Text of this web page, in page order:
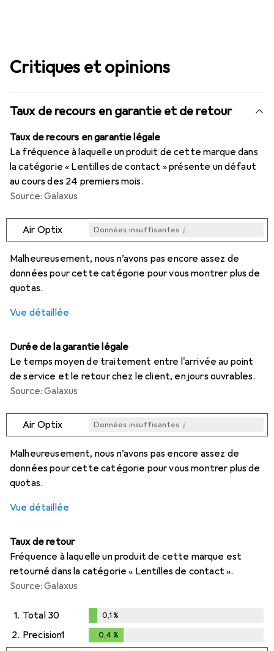
Critiques et opinions
Taux de recours en garantie et de retour
Taux de recours en garantie légale
La fréquence à laquelle un produit de cette marque dans
la catégorie « Lentilles de contact » présente un défaut
au cours des 24 premiers mois.
Source: Galaxus
Air Optix Données insuffisantes i
i
i
i
i
Malheureusement, nous n’avons pas encore assez de
données pour cette catégorie pour vous montrer plus de
quotas.
Vue détaillée
Durée de la garantie légale
Le temps moyen de traitement entre l'arrivée au point
de service et le retour chez le client, en jours ouvrables.
Source: Galaxus
Air Optix Données insuffisantes i
i
i
i
i
Malheureusement, nous n’avons pas encore assez de
données pour cette catégorie pour vous montrer plus de
quotas.
Vue détaillée
Taux de retour
Fréquence à laquelle un produit de cette marque est
retourné dans la catégorie « Lentilles de contact ».
Source: Galaxus
1. Total 30
%
0,1%
2. Precision1 0,4 %